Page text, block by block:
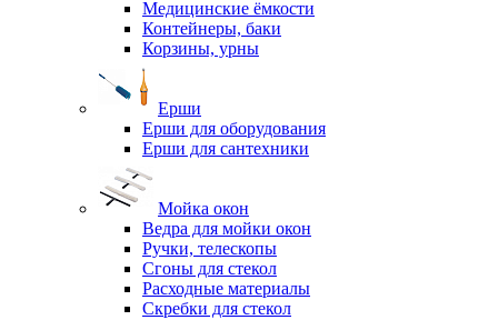
Медицинские ёмкости
Контейнеры, баки
Корзины, урны
Ерши
Ерши для оборудования
Ерши для сантехники
Мойка окон
Ведра для мойки окон
Ручки, телескопы
Сгоны для стекол
Расходные материалы
Скребки для стекол